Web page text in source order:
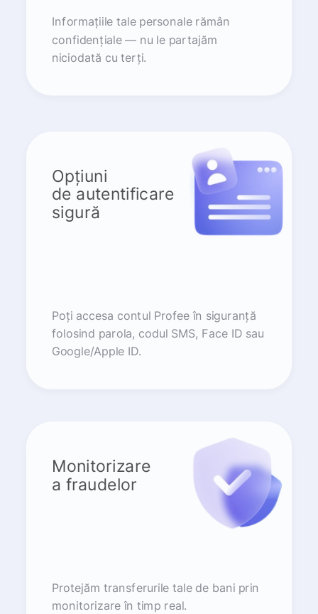
Informațiile tale personale rămân
confidențiale — nu le partajăm
niciodată cu terți.
Opțiuni
de autentificare
sigură
Poți accesa contul Profee în siguranță
folosind parola, codul SMS, Face ID sau
Google/Apple ID.
Monitorizare
a fraudelor
Protejăm transferurile tale de bani prin
monitorizare în timp real.